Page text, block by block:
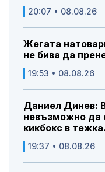
20:07 • 08.08.26
Жегата
не бива да
19:53 • 08.08.26
Даниел Динев:
невъзможно да
кикбокс в
19:37 • 08.08.26